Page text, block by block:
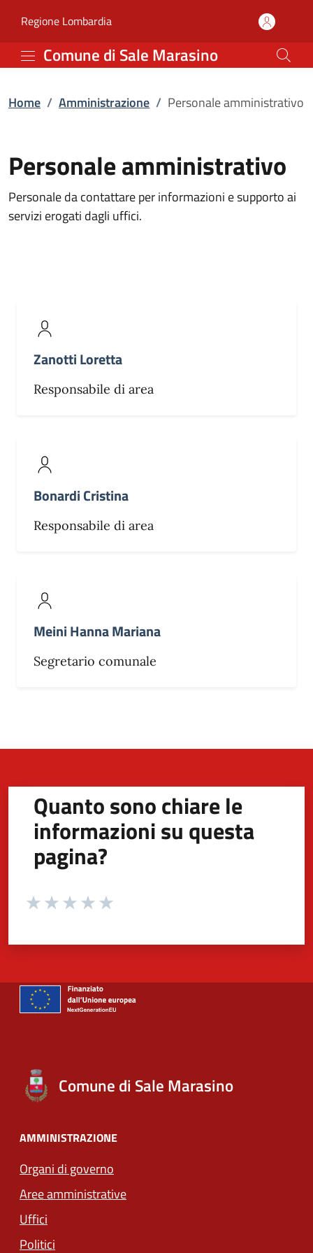
Personale
Regione Lombardia(apre in un'altra scheda).
Comune di Sale Marasino
Home / Amministrazione / Personale amministrativo
Personale amministrativo
Personale da contattare per informazioni e supporto ai
servizi erogati dagli uffici.
Zanotti Loretta
Responsabile di area
Bonardi Cristina
Responsabile di area
Meini Hanna Mariana
Segretario comunale
Quanto sono chiare le
informazioni su questa
pagina?
Valuta da 1 a 5 stelle la pagina
Comune di Sale Marasino
AMMINISTRAZIONE
Organi di governo
Aree amministrative
Uffici
Politici